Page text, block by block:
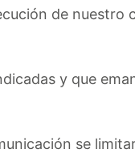
de nuestro
y que
se